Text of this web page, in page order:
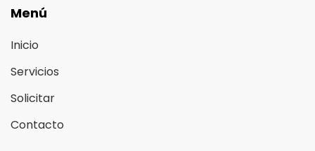
Menú
Inicio
Servicios
Solicitar
Contacto